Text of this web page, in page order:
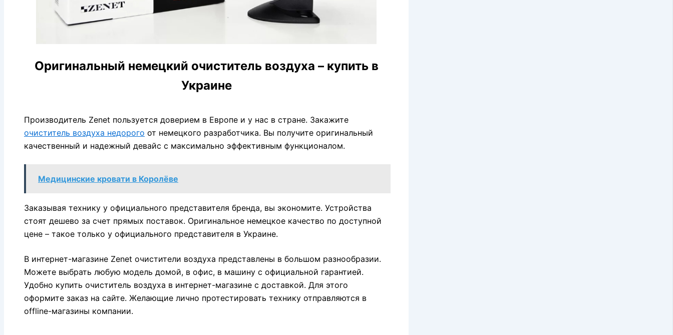
Оригинальный немецкий очиститель воздуха – купить в
Украине
Производитель Zenet пользуется доверием в Европе и у нас в стране. Закажите
очиститель воздуха недорого от немецкого разработчика. Вы получите оригинальный
качественный и надежный девайс с максимально эффективным функционалом.
Медицинские кровати в Королёве
Заказывая технику у официального представителя бренда, вы экономите. Устройства
стоят дешево за счет прямых поставок. Оригинальное немецкое качество по доступной
цене – такое только у официального представителя в Украине.
В интернет-магазине Zenet очистители воздуха представлены в большом разнообразии.
Можете выбрать любую модель домой, в офис, в машину с официальной гарантией.
Удобно купить очиститель воздуха в интернет-магазине с доставкой. Для этого
оформите заказ на сайте. Желающие лично протестировать технику отправляются в
offline-магазины компании.